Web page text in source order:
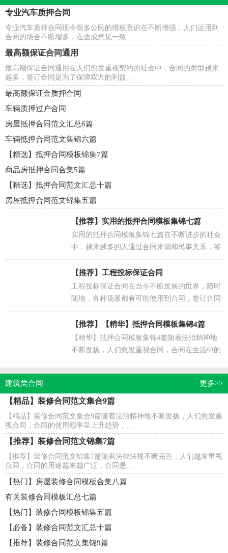
专业汽车质押合同
专业汽车质押合同现今很多公民的维权意识在不断增强，人们运用到
合同的场合不断增多，在达成意见一致...
最高额保证合同通用
最高额保证合同通用在人们愈发重视契约的社会中，合同的类型越来
越多，签订合同是为了保障双方的利益...
最高额保证金质押合同
车辆质押过户合同
房屋抵押合同范文汇总6篇
车辆抵押合同范文集锦六篇
【精选】抵押合同模板锦集7篇
商品房抵押合同合集5篇
【精选】抵押合同范文汇总十篇
房屋抵押合同范文锦集五篇
【推荐】 实用的抵押合同模板集锦七篇
实用的抵押合同模板集锦七篇在不断进步的社会
中，越来越多的人通过合同来调和民事关系，签
订合同能平衡双方当事人的平等地位。相信很多
朋友都对...
【推荐】 工程投标保证合同
工程投标保证合同在当今不断发展的世界，随时
随地，各种场景都有可能使用到合同，签订合同
是为了保障双方的利益，避免不必要的争端。拟
定合同的注意...
【推荐】 【精华】抵押合同模板集锦4篇
【精华】抵押合同模板集锦4篇随着法治精神地
不断发扬，人们愈发重视合同，合同在生活中的
间的关系。你...
建筑类合同 更多>>
【精品】装修合同范文集合9篇
【精品】装修合同范文集合9篇随着法治精神地不断发扬，人们愈发重
视合同，合同的使用频率呈上升趋势，...
【推荐】装修合同范文锦集7篇
【推荐】装修合同范文锦集7篇随着法律法规不断完善，人们越发重视
合同，合同的用途越来越广泛，合同是...
【热门】房屋装修合同模板合集八篇
有关装修合同模板汇总七篇
【热门】装修合同模板锦集五篇
【必备】装修合同范文汇总十篇
【推荐】装修合同范文集锦9篇